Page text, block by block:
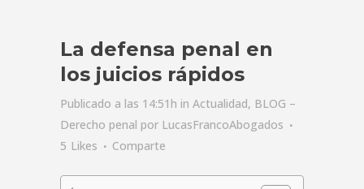
La defensa penal en
los juicios rápidos
Publicado a las 14:51h in Actualidad, BLOG –
Derecho penal por LucasFrancoAbogados
5 Likes Comparte